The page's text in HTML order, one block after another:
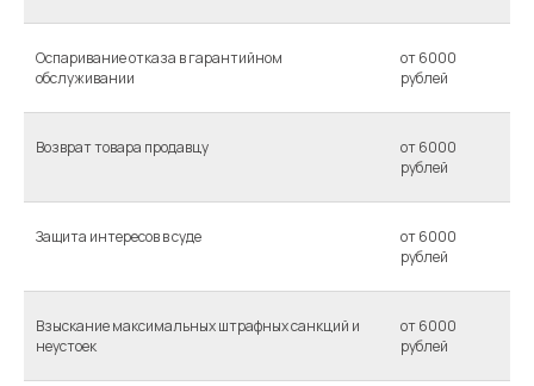
Оспаривание отказа в гарантийном
обслуживании
от 6000
рублей
Возврат товара продавцу
от 6000
рублей
Защита интересов в суде
от 6000
рублей
Взыскание максимальных штрафных санкций и
неустоек
от 6000
рублей